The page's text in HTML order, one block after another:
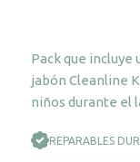
Pack que incluye
jabón Cleanline
niños durante el
REPARABLES